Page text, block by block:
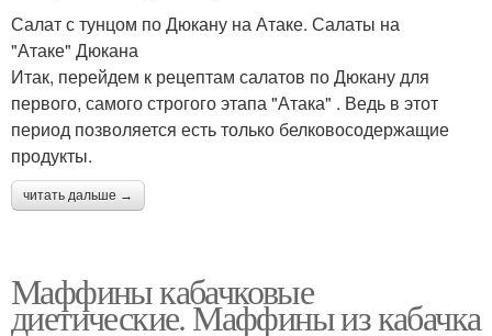
Салат с тунцом по Дюкану на Атаке. Салаты на
"Атаке" Дюкана
Итак, перейдем к рецептам салатов по Дюкану для
первого, самого строгого этапа "Атака" . Ведь в этот
период позволяется есть только белковосодержащие
продукты.
читать дальше →
Маффины кабачковые
диетические. Маффины из кабачка